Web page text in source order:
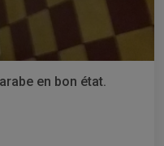
en bon état.